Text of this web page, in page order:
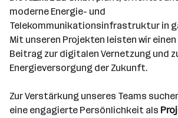
e
ld
e
r
e
l
l
e
n
t
g
e
b
e
n
d
o
r
t
moderne Energie- und
Telekommunikationsinfrastruktur in
Mit unseren Projekten leisten wir
Beitrag zur digitalen Vernetzung und
Energieversorgung der Zukunft.
Zur Verstärkung unseres Teams
eine engagierte Persönlichkeit als